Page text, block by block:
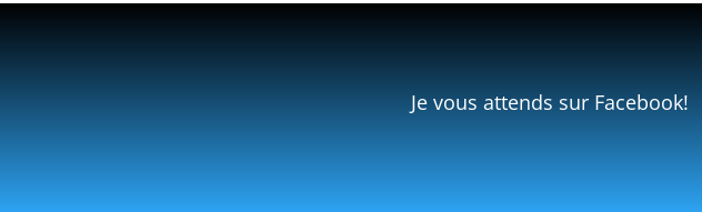
Je vous attends sur Facebook!